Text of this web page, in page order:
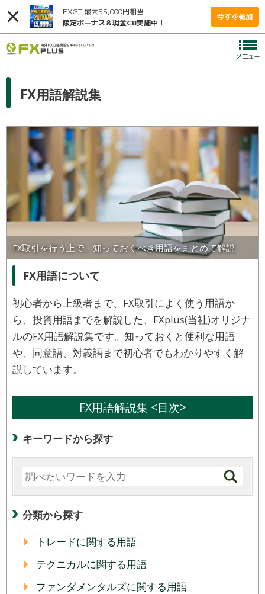
FXGT 最大35,000円相当
限定ボーナス＆現金CB実施中！
今すぐ参加
FX用語解説集
FX取引を行う上で、知っておくべき用語をまとめて解説
FX用語について
初心者から上級者まで、FX取引によく使う用語か
ら、投資用語までを解説した、FXplus(当社)オリジナ
ルのFX用語解説集です。知っておくと便利な用語
や、同意語、対義語まで初心者でもわかりやすく解
説しています。
FX用語解説集 <目次>
キーワードから探す
分類から探す
トレードに関する用語
テクニカルに関する用語
ファンダメンタルズに関する用語